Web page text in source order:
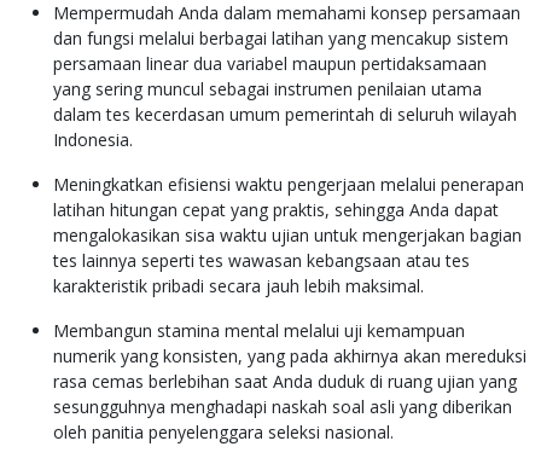
Mempermudah Anda dalam memahami konsep persamaan
dan fungsi melalui berbagai latihan yang mencakup sistem
persamaan linear dua variabel maupun pertidaksamaan
yang sering muncul sebagai instrumen penilaian utama
dalam tes kecerdasan umum pemerintah di seluruh wilayah
Indonesia.
Meningkatkan efisiensi waktu pengerjaan melalui penerapan
latihan hitungan cepat yang praktis, sehingga Anda dapat
mengalokasikan sisa waktu ujian untuk mengerjakan bagian
tes lainnya seperti tes wawasan kebangsaan atau tes
karakteristik pribadi secara jauh lebih maksimal.
Membangun stamina mental melalui uji kemampuan
numerik yang konsisten, yang pada akhirnya akan mereduksi
rasa cemas berlebihan saat Anda duduk di ruang ujian yang
sesungguhnya menghadapi naskah soal asli yang diberikan
oleh panitia penyelenggara seleksi nasional.